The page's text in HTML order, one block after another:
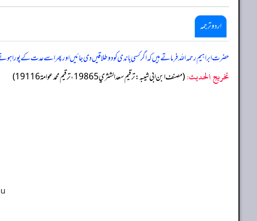
اردو ترجمہ
حضرت ابراہیم رحمہ اللہ فرماتے ہیں کہ اگر کسی باندی کو دو طلاقیں دی جائیں اور پھر اسے عدت کے
تخریج الحدیث:(مصنف ابن ابي شيبه: ترقيم سعد الشثري 19865، ترقيم محمد عوامة 19116)